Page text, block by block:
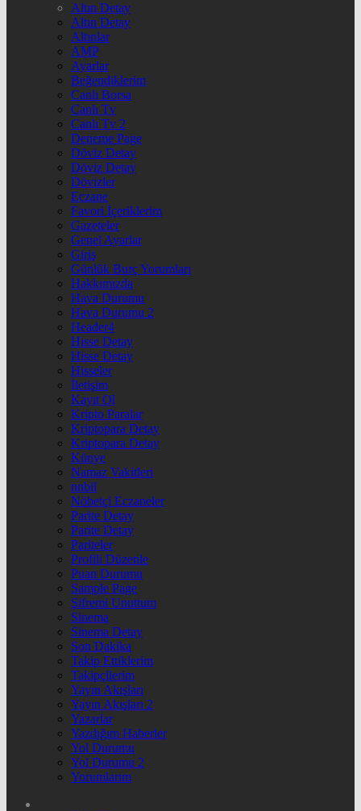
Altın Detay
Altın Detay
Altınlar
AMP
Ayarlar
Beğendiklerim
Canlı Borsa
Canlı Tv
Canlı Tv 2
Deneme Page
Döviz Detay
Döviz Detay
Dövizler
Eczane
Favori İçeriklerim
Gazeteler
Genel Ayarlar
Giriş
Günlük Burç Yorumları
Hakkımızda
Hava Durumu
Hava Durumu 2
Header4
Hisse Detay
Hisse Detay
Hisseler
İletişim
Kayıt Ol
Kripto Paralar
Kriptopara Detay
Kriptopara Detay
Künye
Namaz Vakitleri
nnbil
Nöbetçi Eczaneler
Parite Detay
Parite Detay
Pariteler
Profili Düzenle
Puan Durumu
Sample Page
Şifremi Unuttum
Sinema
Sinema Detay
Son Dakika
Takip Ettiklerim
Takipçilerim
Yayın Akışları
Yayın Akışları 2
Yazarlar
Yazdığım Haberler
Yol Durumu
Yol Durumu 2
Yorumlarım